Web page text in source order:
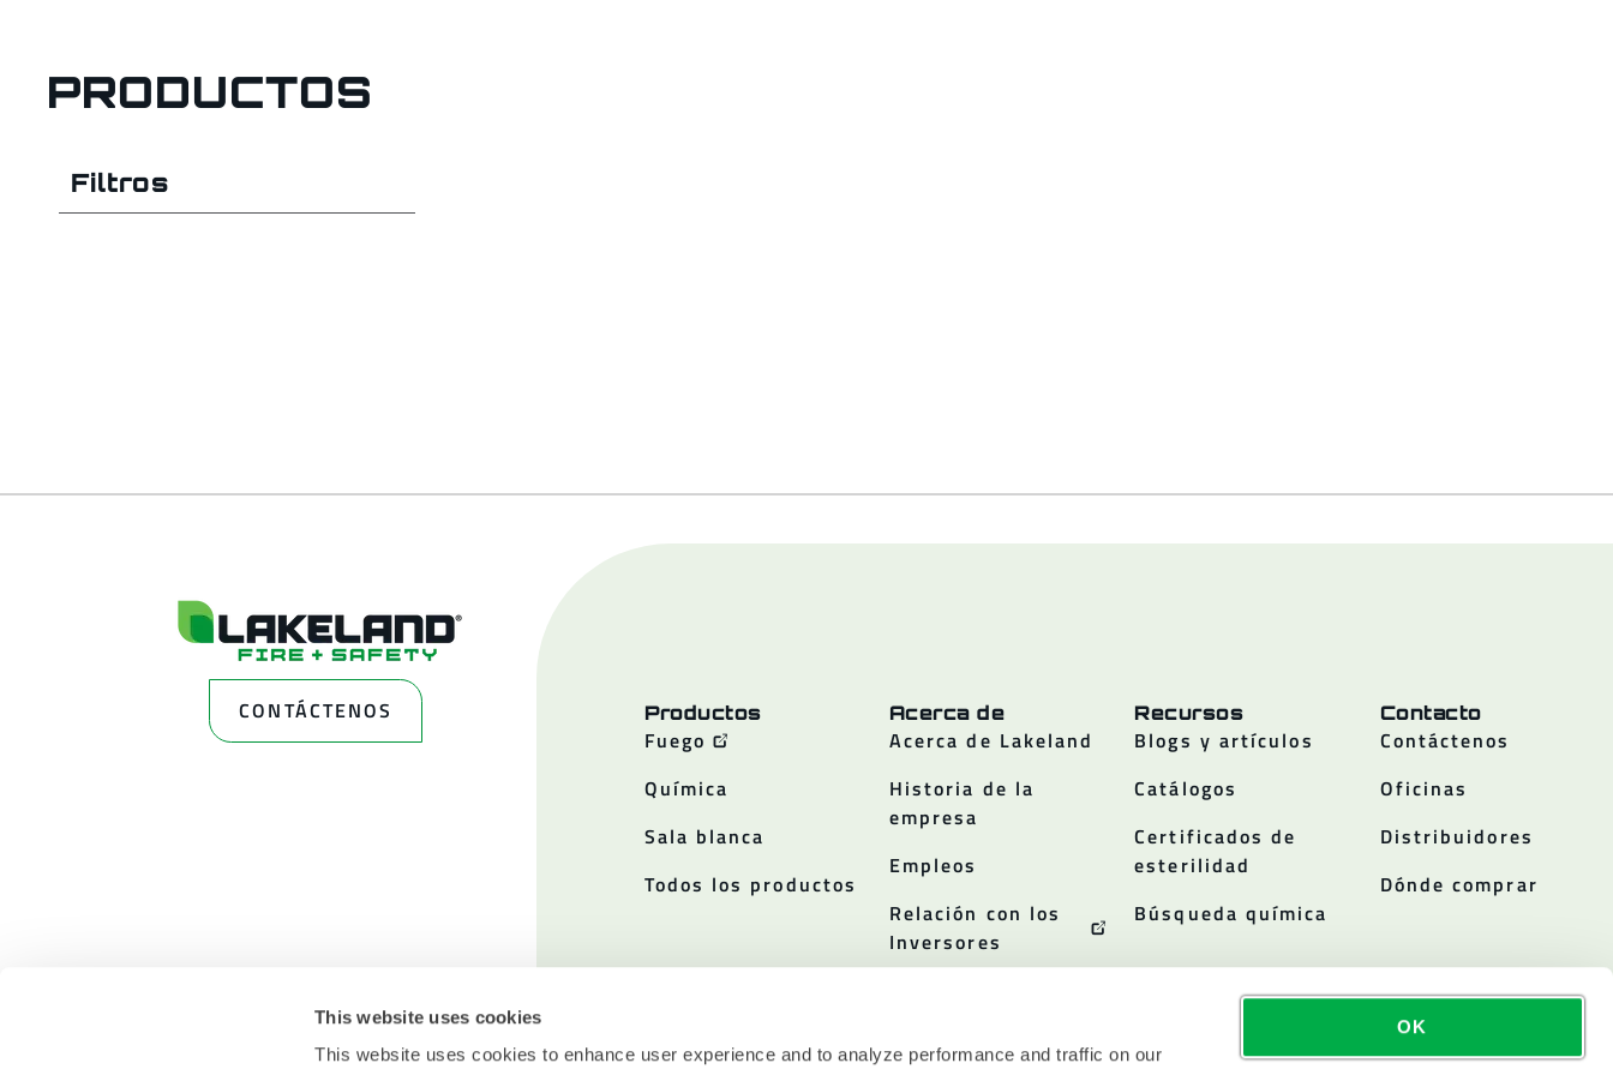
This website uses cookies
This website uses cookies to enhance user experience and to analyze performance and traffic on our
OK
PRODUCTOS
Filtros
CONTÁCTENOS Productos
Fuego
Química
Sala blanca
Todos los productos
Acerca de
Acerca de Lakeland
Historia de la
empresa
Empleos
Relación con los
Inversores
Recursos
Blogs y artículos
Catálogos
Certificados de
esterilidad
Búsqueda química
Contacto
Contáctenos
Oficinas
Distribuidores
Dónde comprar